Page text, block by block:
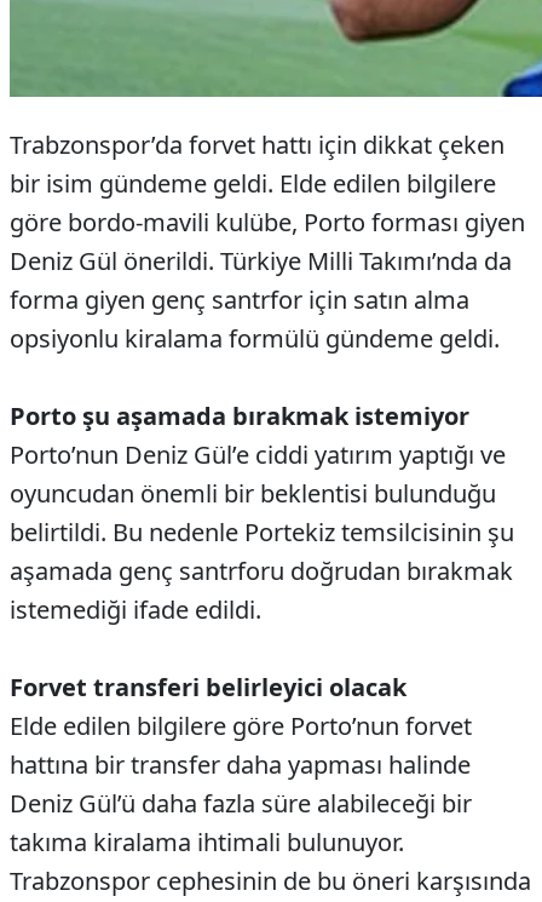
Trabzonspor’da forvet hattı için dikkat çeken
bir isim gündeme geldi. Elde edilen bilgilere
göre bordo-mavili kulübe, Porto forması giyen
Deniz Gül önerildi. Türkiye Milli Takımı’nda da
forma giyen genç santrfor için satın alma
opsiyonlu kiralama formülü gündeme geldi.
Porto şu aşamada bırakmak istemiyor
Porto’nun Deniz Gül’e ciddi yatırım yaptığı ve
oyuncudan önemli bir beklentisi bulunduğu
belirtildi. Bu nedenle Portekiz temsilcisinin şu
aşamada genç santrforu doğrudan bırakmak
istemediği ifade edildi.
Forvet transferi belirleyici olacak
Elde edilen bilgilere göre Porto’nun forvet
hattına bir transfer daha yapması halinde
Deniz Gül’ü daha fazla süre alabileceği bir
takıma kiralama ihtimali bulunuyor.
Trabzonspor cephesinin de bu öneri karşısında